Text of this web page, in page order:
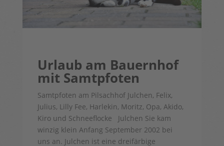
Urlaub am Bauernhof
mit Samtpfoten
Samtpfoten am Pilsachhof Julchen, Felix,
Julius, Lilly Fee, Harlekin, Moritz, Opa, Akido,
Kiro und Schneeflocke Julchen Sie kam
winzig klein Anfang September 2002 bei
uns an. Julchen ist eine dreifärbige